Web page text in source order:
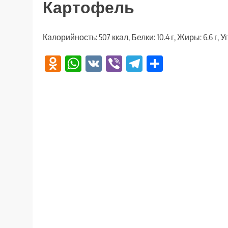
Картофель
Калорийность: 507 ккал, Белки: 10.4 г, Жиры: 6.6 г,
Odnoklassniki
WhatsApp
VK ViberTelegram